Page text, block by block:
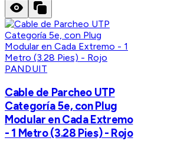
PANDUIT
Cable de Parcheo UTP
Categoría 5e, con Plug
Modular en Cada Extremo
- 1 Metro (3.28 Pies) - Rojo